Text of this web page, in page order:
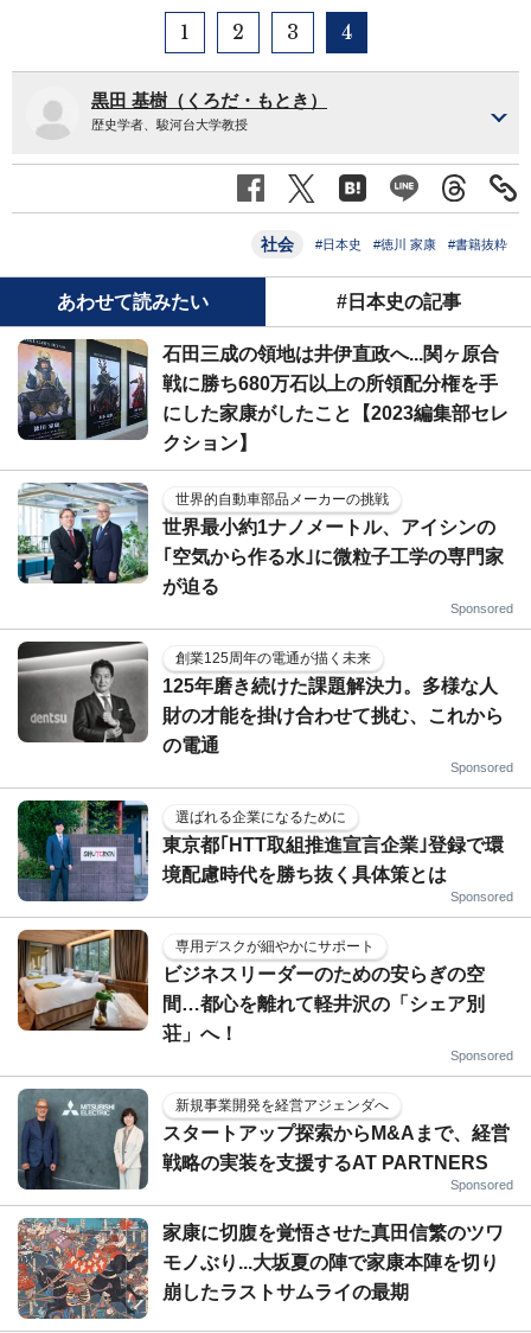
1 2 3 4
黒田 基樹（くろだ・もとき）
歴史学者、駿河台大学教授
社会 #日本史 #徳川 家康 #書籍抜粋
あわせて読みたい #日本史の記事
石田三成の領地は井伊直政へ...関ヶ原合
戦に勝ち680万石以上の所領配分権を手
にした家康がしたこと【2023編集部セレ
クション】
世界的自動車部品メーカーの挑戦
世界最小約1ナノメートル、アイシンの
｢空気から作る水｣に微粒子工学の専門家
が迫る
Sponsored
創業125周年の電通が描く未来
125年磨き続けた課題解決力。多様な人
財の才能を掛け合わせて挑む、これから
の電通
Sponsored
選ばれる企業になるために
東京都｢HTT取組推進宣言企業｣登録で環
境配慮時代を勝ち抜く具体策とは
Sponsored
専用デスクが細やかにサポート
ビジネスリーダーのための安らぎの空
間…都心を離れて軽井沢の「シェア別
荘」へ！
Sponsored
新規事業開発を経営アジェンダへ
スタートアップ探索からM&Aまで、経営
戦略の実装を支援するAT PARTNERS
Sponsored
家康に切腹を覚悟させた真田信繁のツワ
モノぶり...大坂夏の陣で家康本陣を切り
崩したラストサムライの最期